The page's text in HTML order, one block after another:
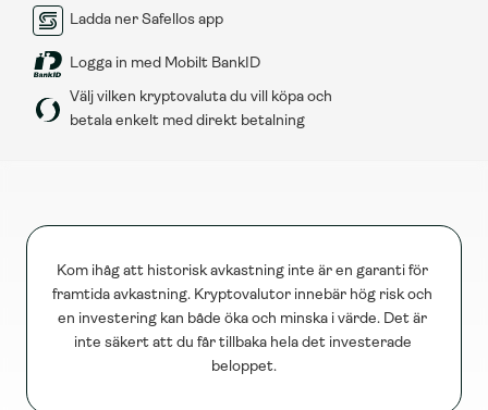
Ladda ner Safellos app
Logga in med Mobilt BankID
Välj vilken kryptovaluta du vill köpa och
betala enkelt med direkt betalning
Kom ihåg att historisk avkastning inte är en garanti för
framtida avkastning. Kryptovalutor innebär hög risk och
en investering kan både öka och minska i värde. Det är
inte säkert att du får tillbaka hela det investerade
beloppet.